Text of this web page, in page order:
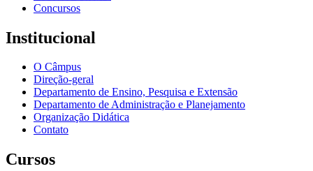
Concursos
Institucional
O Câmpus
Direção-geral
Departamento de Ensino, Pesquisa e Extensão
Departamento de Administração e Planejamento
Organização Didática
Contato
Cursos